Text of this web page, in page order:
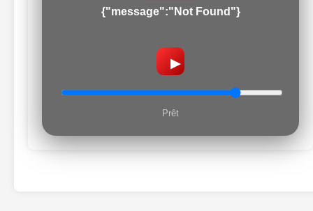
{"message":"Not Found"}
▶
Prêt